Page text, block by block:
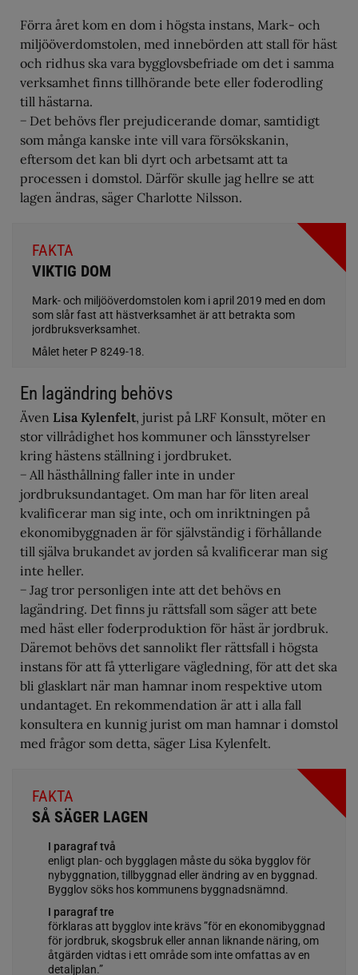
Förra året kom en dom i högsta instans, Mark- och
miljööverdomstolen, med innebörden att stall för häst
och ridhus ska vara bygglovsbefriade om det i samma
verksamhet finns tillhörande bete eller foderodling
till hästarna.
− Det behövs fler prejudicerande domar, samtidigt
som många kanske inte vill vara försökskanin,
eftersom det kan bli dyrt och arbetsamt att ta
processen i domstol. Därför skulle jag hellre se att
lagen ändras, säger Charlotte Nilsson.
FAKTA
VIKTIG DOM
Mark- och miljööverdomstolen kom i april 2019 med en dom
som slår fast att hästverksamhet är att betrakta som
jordbruksverksamhet.
Målet heter P 8249-18.
En lagändring behövs
Även Lisa Kylenfelt, jurist på LRF Konsult, möter en
stor villrådighet hos kommuner och länsstyrelser
kring hästens ställning i jordbruket.
− All hästhållning faller inte in under
jordbruksundantaget. Om man har för liten areal
kvalificerar man sig inte, och om inriktningen på
ekonomibyggnaden är för självständig i förhållande
till själva brukandet av jorden så kvalificerar man sig
inte heller.
− Jag tror personligen inte att det behövs en
lagändring. Det finns ju rättsfall som säger att bete
med häst eller foderproduktion för häst är jordbruk.
Däremot behövs det sannolikt fler rättsfall i högsta
instans för att få ytterligare vägledning, för att det ska
bli glasklart när man hamnar inom respektive utom
undantaget. En rekommendation är att i alla fall
konsultera en kunnig jurist om man hamnar i domstol
med frågor som detta, säger Lisa Kylenfelt.
FAKTA
SÅ SÄGER LAGEN
I paragraf två
enligt plan- och bygglagen måste du söka bygglov för
nybyggnation, tillbyggnad eller ändring av en byggnad.
Bygglov söks hos kommunens byggnadsnämnd.
I paragraf tre
förklaras att bygglov inte krävs ”för en ekonomibyggnad
för jordbruk, skogsbruk eller annan liknande näring, om
åtgärden vidtas i ett område som inte omfattas av en
detaljplan.”